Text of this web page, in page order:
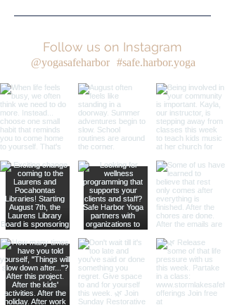
Follow us on Instagram
#safe.harbor.yoga
@yogasafeharbor